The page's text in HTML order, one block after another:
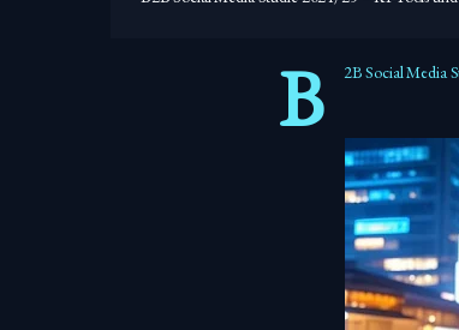
B 2B Social Media